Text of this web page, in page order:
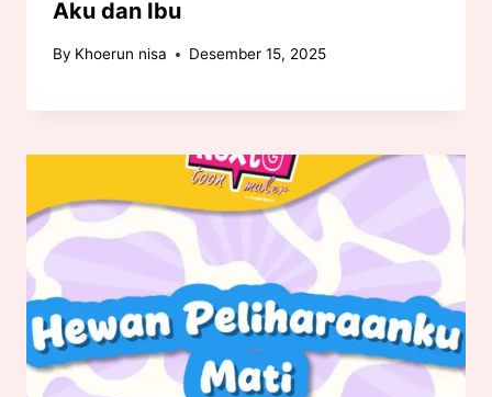
Aku dan Ibu
By Khoerun nisa Desember 15, 2025